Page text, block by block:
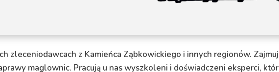
zleceniodawcach z Kamieńca Ząbkowickiego i innych regionów.
maglownic. Pracują u nas wyszkoleni i doświadczeni eksperci,